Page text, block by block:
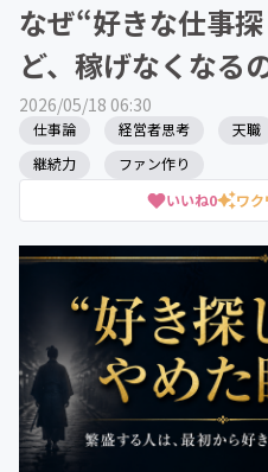
なぜ“好きな仕事
ど、稼げなくなる
2026/05/18 06:30
いいね0 ワク
仕事論 経営者思考 天職
継続力
ファン作り